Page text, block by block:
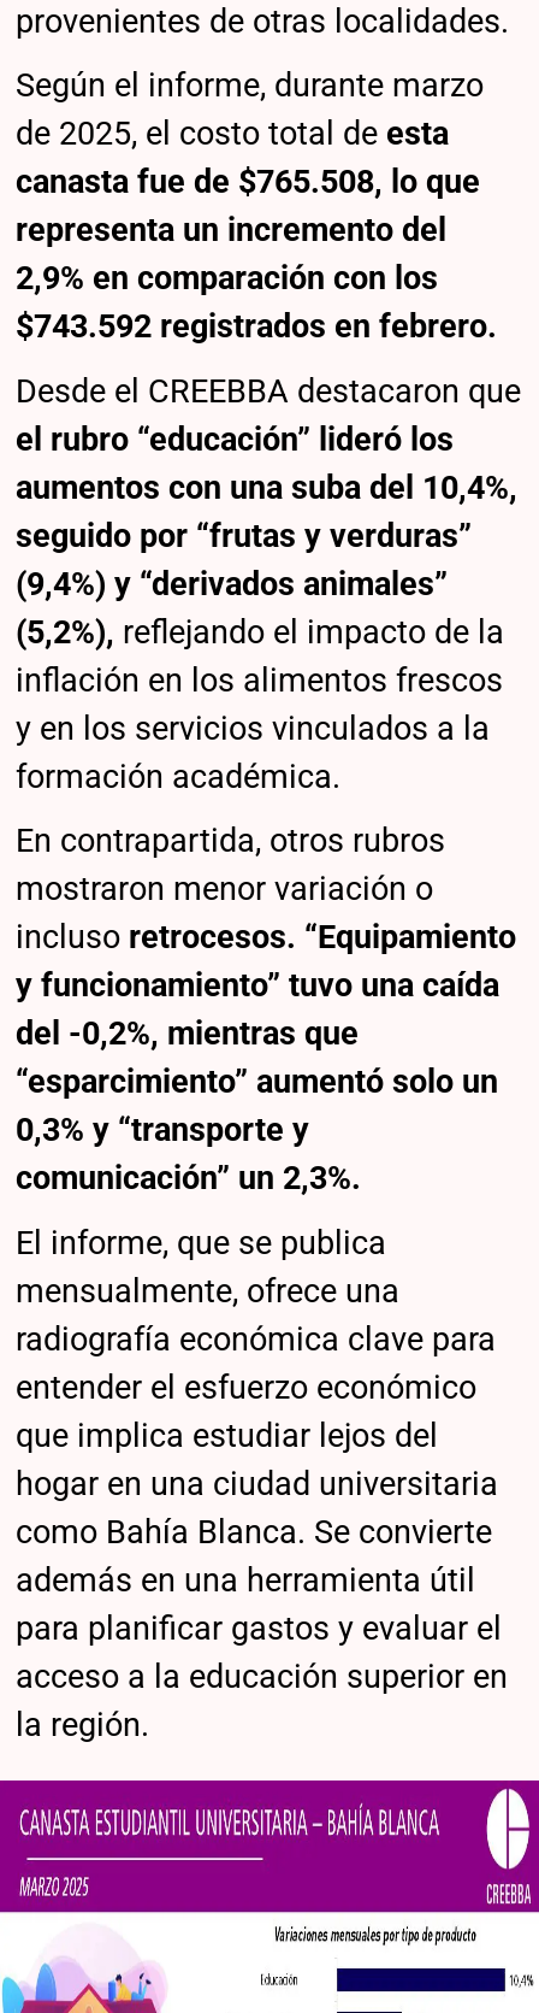
provenientes de otras localidades.
Según el informe, durante marzo
de 2025, el costo total de esta
canasta fue de $765.508, lo que
representa un incremento del
2,9% en comparación con los
$743.592 registrados en febrero.
Desde el CREEBBA destacaron que
el rubro “educación” lideró los
aumentos con una suba del 10,4%,
seguido por “frutas y verduras”
(9,4%) y “derivados animales”
(5,2%), reflejando el impacto de la
inflación en los alimentos frescos
y en los servicios vinculados a la
formación académica.
En contrapartida, otros rubros
mostraron menor variación o
incluso retrocesos. “Equipamiento
y funcionamiento” tuvo una caída
del -0,2%, mientras que
“esparcimiento” aumentó solo un
0,3% y “transporte y
comunicación” un 2,3%.
El informe, que se publica
mensualmente, ofrece una
radiografía económica clave para
entender el esfuerzo económico
que implica estudiar lejos del
hogar en una ciudad universitaria
como Bahía Blanca. Se convierte
además en una herramienta útil
para planificar gastos y evaluar el
acceso a la educación superior en
la región.